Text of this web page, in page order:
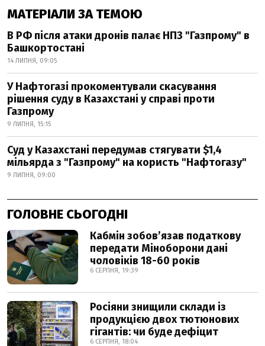
МАТЕРІАЛИ ЗА ТЕМОЮ
В РФ після атаки дронів палає НПЗ "Газпрому" в
Башкортостані
14 ЛИПНЯ, 09:05
У Нафтогазі прокоментували скасування
рішення суду в Казахстані у справі проти
Газпрому
9 ЛИПНЯ, 15:15
Суд у Казахстані передумав стягувати $1,4
мільярда з "Газпрому" на користь "Нафтогазу"
9 ЛИПНЯ, 09:00
ГОЛОВНЕ СЬОГОДНІ
Кабмін зобовʼязав податкову
передати Міноборони дані
чоловіків 18-60 років
6 СЕРПНЯ, 19:39
Росіяни знищили склади із
продукцією двох тютюнових
гігантів: чи буде дефіцит
6 СЕРПНЯ, 18:04